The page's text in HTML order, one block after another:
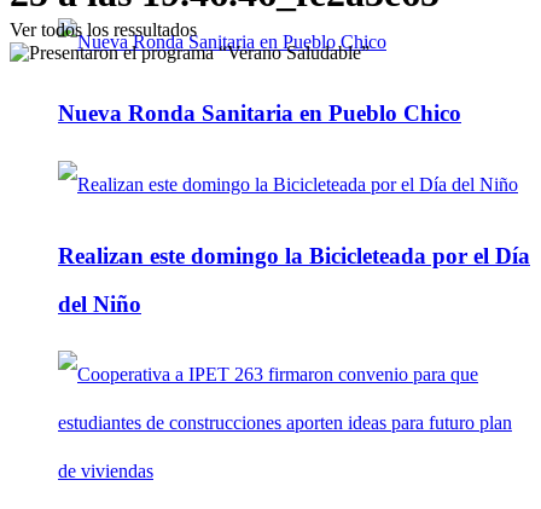
Nueva Ronda Sanitaria en Pueblo Chico
Realizan este domingo la Bicicleteada por el Día
del Niño
Ver todos los ressultados